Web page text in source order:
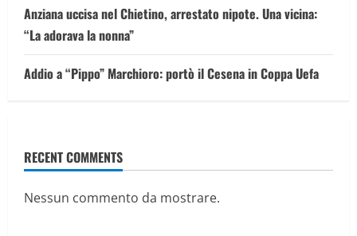
Anziana uccisa nel Chietino, arrestato nipote. Una vicina:
“La adorava la nonna”
Addio a “Pippo” Marchioro: portò il Cesena in Coppa Uefa
RECENT COMMENTS
Nessun commento da mostrare.